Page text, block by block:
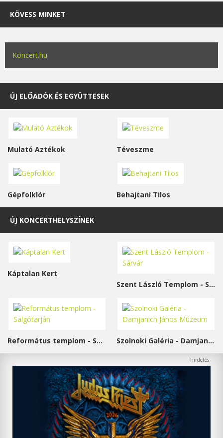
KÖVESS MINKET
Koncert.hu
ÚJ ELŐADÓK ÉS EGYÜTTESEK
Mulató Aztékok Téveszme
Gépfolklór Behajtani Tilos
ÚJ KONCERTHELYSZÍNEK
Káptalan Kert
Szent László Templom - Sárvár
Református templom - Salgótarján Szolnoki Galéria - Damjanich János Múzeum